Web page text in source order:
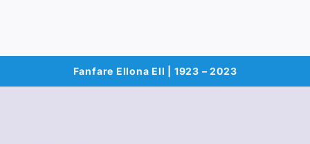
Fanfare Ellona Ell | 1923 – 2023